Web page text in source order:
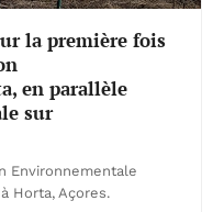
la première fois
en parallèle
sur
Environnementale
Horta, Açores.